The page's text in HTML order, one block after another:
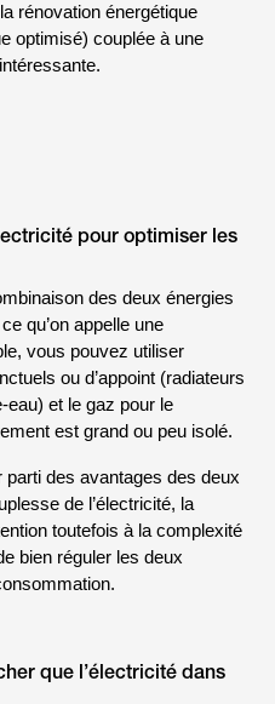
rénovation énergétique
optimisé) couplée à une
pour optimiser les
des deux énergies
qu’on appelle une
vous pouvez utiliser
ou d’appoint (radiateurs
et le gaz pour le
est grand ou peu isolé.
des avantages des deux
de l’électricité, la
toutefois à la complexité
bien réguler les deux
que l’électricité dans